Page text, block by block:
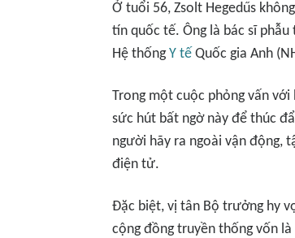
Ở tuổi 56, Zsolt Hegedűs
tín quốc tế. Ông là bác sĩ
Hệ thốngY tế Quốc gia Anh
Trong một cuộc phỏng vấn với
sức hút bất ngờ này để thúc
người hãy ra ngoài vận động,
điện tử.
Đặc biệt, vị tân Bộ trưởng hy
cộng đồng truyền thống vốn là